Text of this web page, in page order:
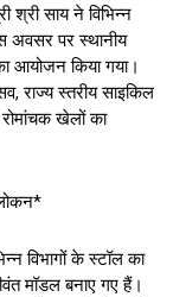
श्री साय ने विभिन्न
अवसर पर स्थानीय
आयोजन किया गया।
राज्य स्तरीय साइकिल
रोमांचक खेलों का
विभागों के स्टॉल का
मॉडल बनाए गए हैं।